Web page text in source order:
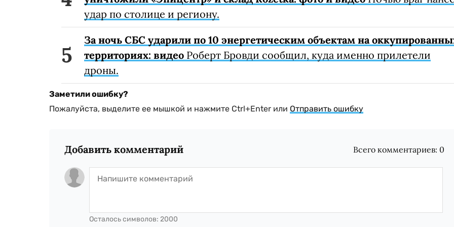
удар по столице и региону.
За ночь СБС ударили по 10 энергетическим объектам на
территориях: видео Роберт Бровди сообщил, куда именно прилетели
дроны.
Заметили ошибку?
Пожалуйста, выделите ее мышкой и нажмите Ctrl+Enter или Отправить ошибку
Добавить комментарий Всего комментариев: 0
Осталось символов: 2000